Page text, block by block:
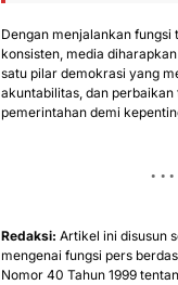
Dengan menjalankan fungsi
konsisten, media
satu pilar demokrasi yang
akuntabilitas, dan perbaikan
pemerintahan demi
Redaksi: Artikel ini disusun
mengenai fungsi pers
Nomor 40 Tahun 1999